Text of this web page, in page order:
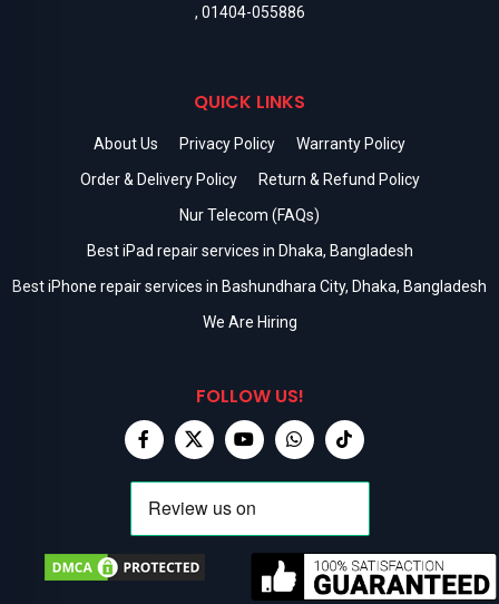
, 01404-055886
QUICK LINKS
About Us Privacy Policy
Warranty Policy
Order & Delivery Policy
Return & Refund Policy
Nur Telecom (FAQs)
Best iPad repair services in Dhaka, Bangladesh
Best iPhone repair services in Bashundhara City, Dhaka, Bangladesh
We Are Hiring
FOLLOW US!